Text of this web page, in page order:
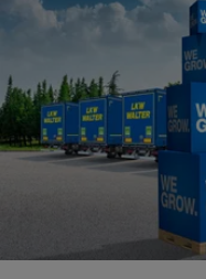
WE GROW
WE CARE